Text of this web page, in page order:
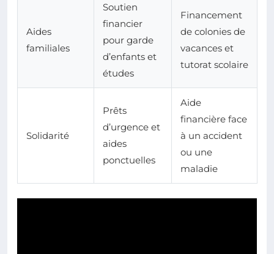
Aides
familiales
Soutien
financier
pour garde
d’enfants et
études
Financement
de colonies de
vacances et
tutorat scolaire
Solidarité
Prêts
d’urgence et
aides
ponctuelles
Aide
financière face
à un accident
ou une
maladie